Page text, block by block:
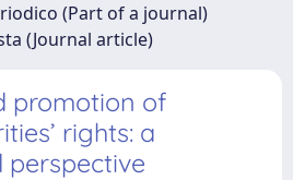
(Part of a journal)
(Journal article)
promotion of
rights: a
perspective